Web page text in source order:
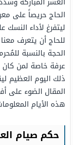
الحاج حريصاً على
ليتفرغ لأداء النسك
للحاج أن يتعرف
الحجة بالنسبة
عرفة خاصة لمن كان
ذلك اليوم العظيم
المقال الضوء على
هذه الأيام
حكم صيام